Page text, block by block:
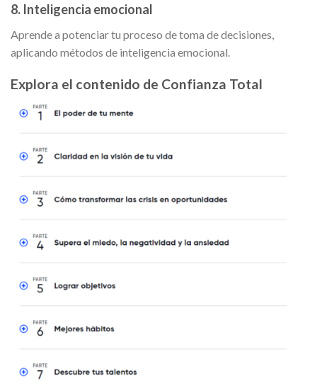
8. Inteligencia emocional
Aprende a potenciar tu proceso de toma de decisiones,
aplicando métodos de inteligencia emocional.
Explora el contenido de Confianza Total